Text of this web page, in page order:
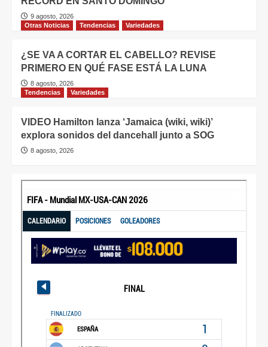
9 agosto, 2026
Otras Noticias
Tendencias Variedades
¿SE VA A CORTAR EL CABELLO? REVISE
PRIMERO EN QUÉ FASE ESTÁ LA LUNA
8 agosto, 2026
Tendencias
Variedades
VIDEO Hamilton lanza ‘Jamaica (wiki, wiki)’
explora sonidos del dancehall junto a SOG
8 agosto, 2026